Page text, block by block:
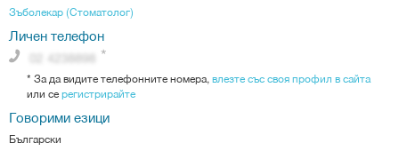
Зъболекар (Стоматолог)
Личен телефон
* За да видите телефонните номера, влезте със своя профил в сайта
или серегистрирайте
Говорими езици
Български